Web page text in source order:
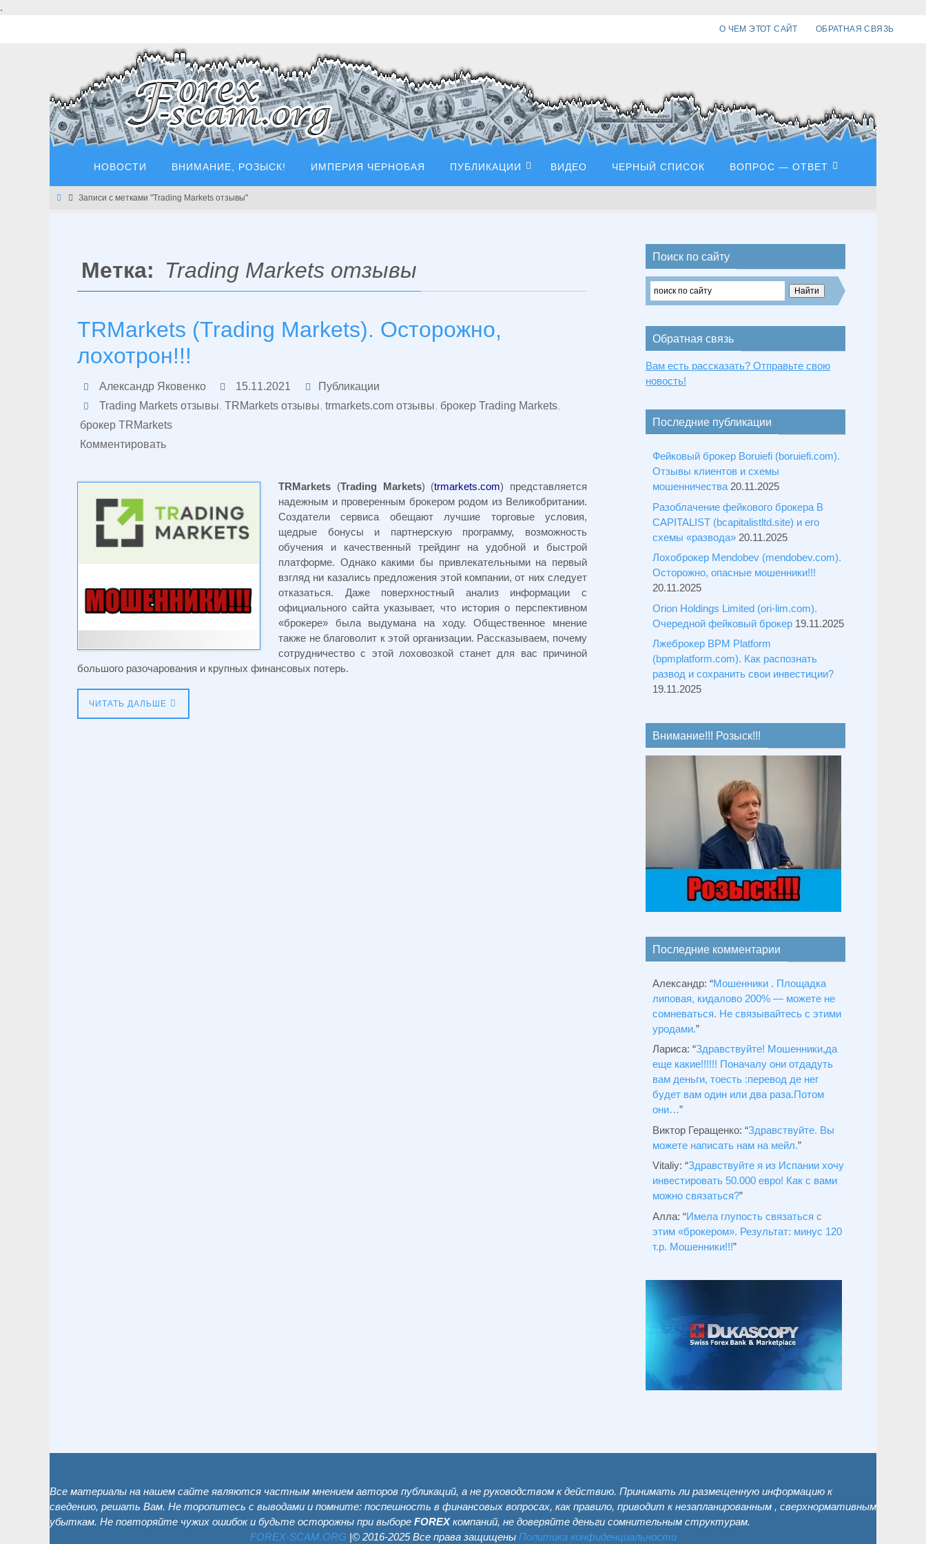
.
О ЧЕМ ЭТОТ САЙТ ОБРАТНАЯ СВЯЗЬ
НОВОСТИ ВНИМАНИЕ, РОЗЫСК! ИМПЕРИЯ ЧЕРНОБАЯ ПУБЛИКАЦИИ ВИДЕО ЧЕРНЫЙ СПИСОК ВОПРОС — ОТВЕТ
Главная
Записи с метками "Trading Markets отзывы"
Метка: Trading Markets отзывы
TRMarkets (Trading Markets). Осторожно,
лохотрон!!!
Александр Яковенко 15.11.2021
Публикации
Trading Markets отзывы, TRMarkets отзывы, trmarkets.com отзывы, брокер Trading Markets,
брокер TRMarkets
Комментировать
TRMarkets (Trading Markets) (trmarkets.com) представляется
надежным и проверенным брокером родом из Великобритании.
Создатели сервиса обещают лучшие торговые условия,
щедрые бонусы и партнерскую программу, возможность
обучения и качественный трейдинг на удобной и быстрой
платформе. Однако какими бы привлекательными на первый
взгляд ни казались предложения этой компании, от них следует
отказаться. Даже поверхностный анализ информации с
официального сайта указывает, что история о перспективном
«брокере» была выдумана на ходу. Общественное мнение
также не благоволит к этой организации. Рассказываем, почему
сотрудничество с этой лоховозкой станет для вас причиной
большого разочарования и крупных финансовых потерь.
ЧИТАТЬ ДАЛЬШЕ
Поиск по сайту
Обратная связь
Вам есть рассказать? Отправьте свою
новость!
Последние публикации
Фейковый брокер Boruiefi (boruiefi.com).
Отзывы клиентов и схемы
мошенничества 20.11.2025
Разоблачение фейкового брокера B
CAPITALIST (bcapitalistltd.site) и его
схемы «развода» 20.11.2025
Лохоброкер Mendobev (mendobev.com).
Осторожно, опасные мошенники!!!
20.11.2025
Orion Holdings Limited (ori-lim.com).
Очередной фейковый брокер 19.11.2025
Лжеброкер BPM Platform
(bpmplatform.com). Как распознать
развод и сохранить свои инвестиции?
19.11.2025
Внимание!!! Розыск!!!
Последние комментарии
Александр: “Мошенники . Площадка
липовая, кидалово 200% — можете не
сомневаться. Не связывайтесь с этими
уродами.”
Лариса: “Здравствуйтe! Мошенники,да
еще какие!!!!!! Поначалу они отдадуть
вам деньги, тоесть :перевод де нег
будет вам один или два раза.Потом
они…”
Виктор Геращенко: “Здравствуйте. Вы
можете написать нам на мейл.”
Vitaliy: “Здравствуйте я из Испании хочу
инвестировать 50.000 евро! Как с вами
можно связаться?”
Алла: “Имела глупость связаться с
этим «брокером». Результат: минус 120
т.р. Мошенники!!!”
Все материалы на нашем сайте являются частным мнением авторов публикаций, а не руководством к действию. Принимать ли размещенную информацию к
сведению, решать Вам. Не торопитесь с выводами и помните: поспешность в финансовых вопросах, как правило, приводит к незапланированным , сверхнормативным
убыткам. Не повторяйте чужих ошибок и будьте осторожны при выборе FOREXкомпаний, не доверяйте деньги сомнительным структурам.
FOREX-SCAM.ОRG |© 2016-2025 Все права защищены Политика конфиденциальности